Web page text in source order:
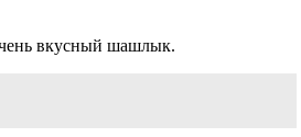
вкусный шашлык.